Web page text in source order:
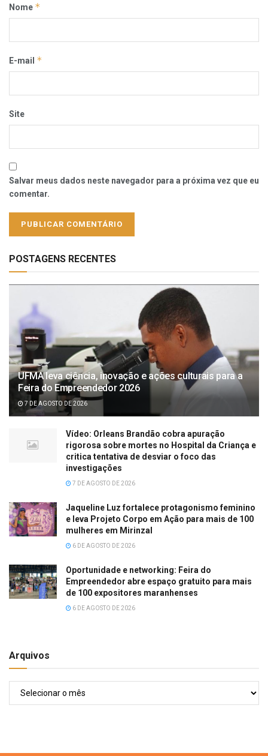
Nome *
E-mail *
Site
Salvar meus dados neste navegador para a próxima vez que eu
comentar.
POSTAGENS RECENTES
UFMA leva ciência, inovação e ações culturais para a
Feira do Empreendedor 2026
7 DE AGOSTO DE 2026
Vídeo: Orleans Brandão cobra apuração
rigorosa sobre mortes no Hospital da Criança e
critica tentativa de desviar o foco das
investigações
7 DE AGOSTO DE 2026
Jaqueline Luz fortalece protagonismo feminino
e leva Projeto Corpo em Ação para mais de 100
mulheres em Mirinzal
6 DE AGOSTO DE 2026
Oportunidade e networking: Feira do
Empreendedor abre espaço gratuito para mais
de 100 expositores maranhenses
6 DE AGOSTO DE 2026
Arquivos